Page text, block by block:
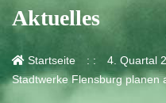
Aktuelles
Startseite
4. Quartal
Stadtwerke Flensburg planen